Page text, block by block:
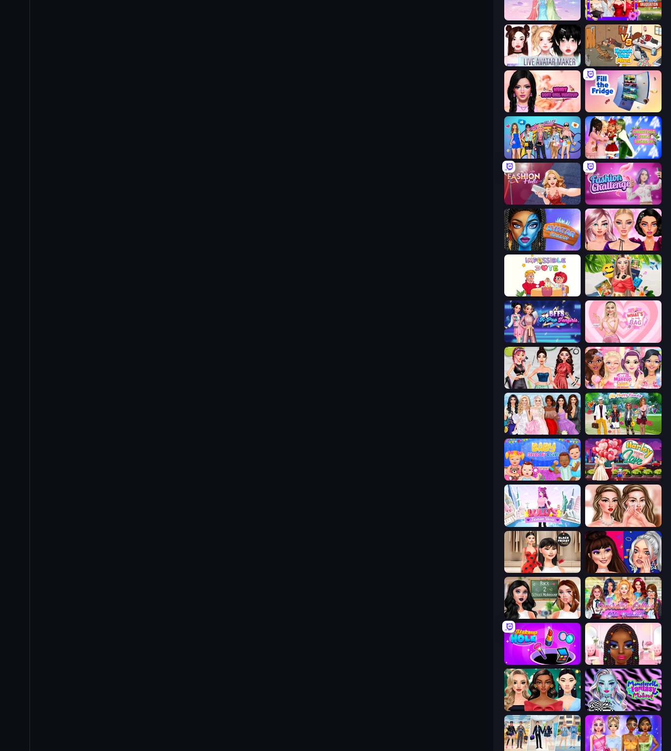
Tailor Stylist: Fashion Diary Mean Girls Graduation Day
Live Avatar Maker: Girls Knock Your Mind
Wendy Soft Girl Makeup Fill The Fridge
College Girls Team Makeover Christmas Girls Dress Up
Fashion Holic Fashion Challenge: Catwalk Run
Avatar Make Up New Year Makeup Trends
Impossible Date Travel with Me: ASMR Edition
BFFs K-Pop Fangirls What's In My Bag
Brat Girl Summer DIY Makeup Salon: SPA Makeover
Model Dress Up Girl Superstar Family Dress Up
Baby Dress Up Harley Learns To Love
Lulu's Fashion World Skinfluencer Beauty Routine
Shopaholic Black Friday Teenage Celebrity Rivalry
Superstar College Girls Makeover
Make Up Hole Braided Hairstyles Fashion
New Year's Eve Makeup Monsterella Fantasy Makeup